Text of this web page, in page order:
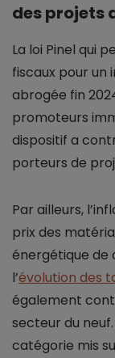
des projets
La loi Pinel qui
fiscaux pour un
abrogée fin
promoteurs
dispositif a
porteurs de
Par ailleurs,
prix des
énergétique de
l’évolution des
également
secteur du
catégorie mis